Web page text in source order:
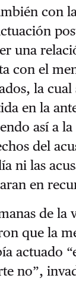
con
una
con el
la cual
en la
así a
del
ni las
en
de la
que la
actuado
no”,